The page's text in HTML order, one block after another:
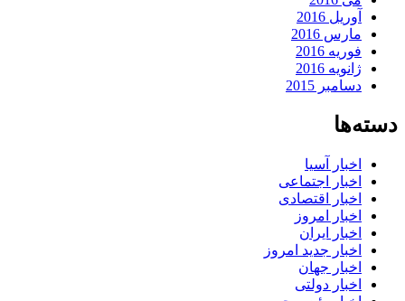
آوریل 2016
مارس 2016
فوریه 2016
ژانویه 2016
دسامبر 2015
دسته‌ها
اخبار آسیا
اخبار اجتماعی
اخبار اقتصادی
اخبار امروز
اخبار ایران
اخبار جدید امروز
اخبار جهان
اخبار دولتی